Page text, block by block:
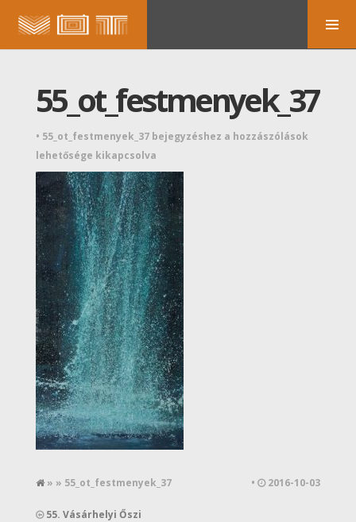
55_ot_festmenyek_37
• 55_ot_festmenyek_37 bejegyzéshez a hozzászólások
lehetősége kikapcsolva
» » 55_ot_festmenyek_37 • 2016-10-03
55. Vásárhelyi Őszi